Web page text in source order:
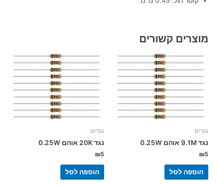
מוצרים קשורים
נגדים
נגד 9.1M אוהם 0.25W
₪5
הוספה לסל
נגדים
נגד 20K אוהם 0.25W
₪5
הוספה לסל